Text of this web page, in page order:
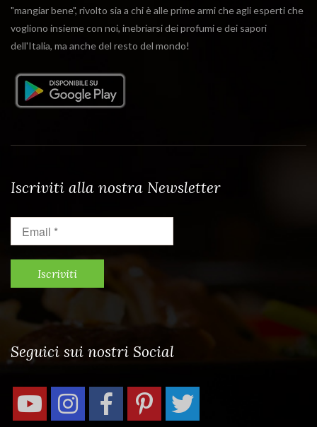
"mangiar bene", rivolto sia a chi è alle prime armi che agli esperti che
vogliono insieme con noi, inebriarsi dei profumi e dei sapori
dell'Italia, ma anche del resto del mondo!
Iscriviti alla nostra Newsletter
Seguici sui nostri Social